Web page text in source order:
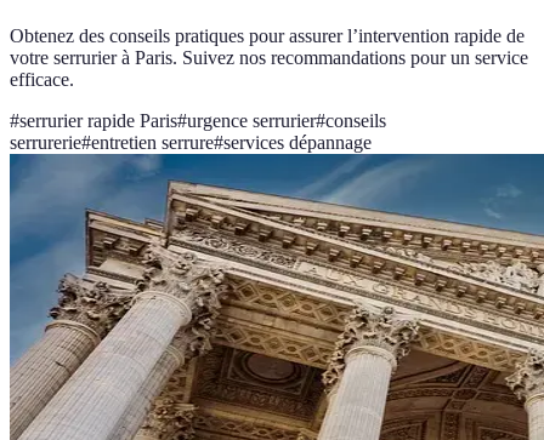
Obtenez des conseils pratiques pour assurer l’intervention rapide de
votre serrurier à Paris. Suivez nos recommandations pour un service
efficace.
#serrurier rapide Paris#urgence serrurier#conseils
serrurerie#entretien serrure#services dépannage